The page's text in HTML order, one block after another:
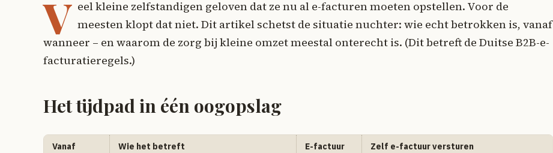
V eel kleine zelfstandigen geloven dat ze nu al e-facturen moeten opstellen. Voor de
meesten klopt dat niet. Dit artikel schetst de situatie nuchter: wie echt betrokken is, vanaf
wanneer – en waarom de zorg bij kleine omzet meestal onterecht is. (Dit betreft de Duitse B2B-e-
facturatieregels.)
Het tijdpad in één oogopslag
Vanaf
Wie het betreft
E-factuur
Zelf e-factuur versturen